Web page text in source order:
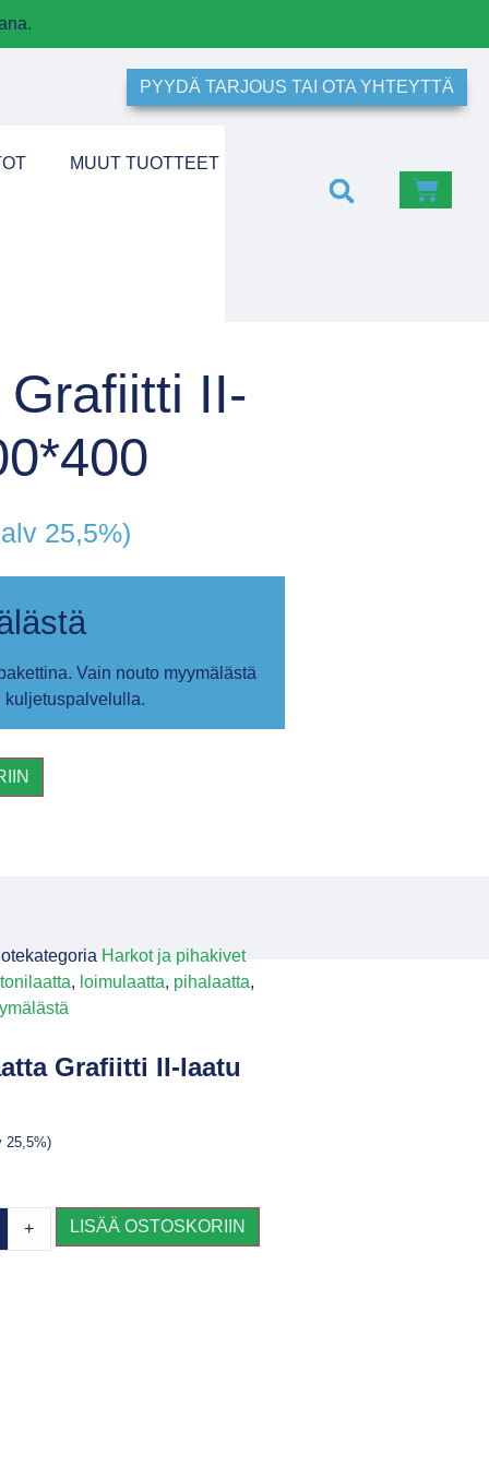
PYYDÄ TARJOUS TAI OTA YHTEYTTÄ
MUUT TUOTTEET
II-
25,5%)
Vain nouto myymälästä
Harkot ja pihakivet
, loimulaatta, pihalaatta,
Grafiitti II-laatu
25,5%)
+ LISÄÄ OSTOSKORIIN